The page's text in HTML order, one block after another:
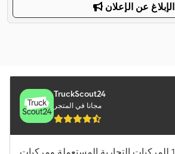
الإبلاغ عن الإعلان
TruckScout24
مجانا في المتجر